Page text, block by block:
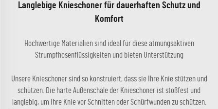
Langlebige Knieschoner für dauerhaften Schutz und
Komfort
Hochwertige Materialien sind ideal für diese atmungsaktiven
Strumpfhosenflüssigkeiten und bieten Unterstützung
Unsere Knieschoner sind so konstruiert, dass sie Ihre Knie stützen und
schützen. Die harte Außenschale der Knieschoner ist stoßfest und
langlebig, um Ihre Knie vor Schnitten oder Schürfwunden zu schützen.